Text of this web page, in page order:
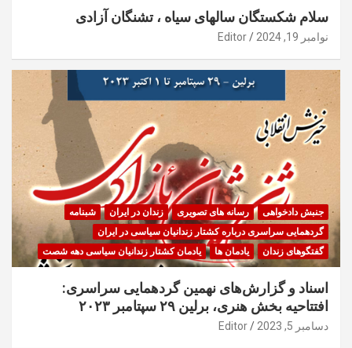
سلام شکستگان سالهای سیاه ، تشنگان آزادی
نوامبر 19, 2024 Editor
جنبش دادخواهی رسانه های تصویری زندان در ایران
شبنامه
گردهمایی سراسری درباره کشتار زندانیان سیاسی در ایران
گفتگوهای زندان
یادمان ها یادمان کشتار زندانیان سیاسی دهه شصت
اسناد و گزارش‌های نهمین گردهمایی سراسری:
افتتاحیه بخش هنری، برلین ۲۹ سپتامبر ۲۰۲۳
دسامبر 5, 2023 Editor